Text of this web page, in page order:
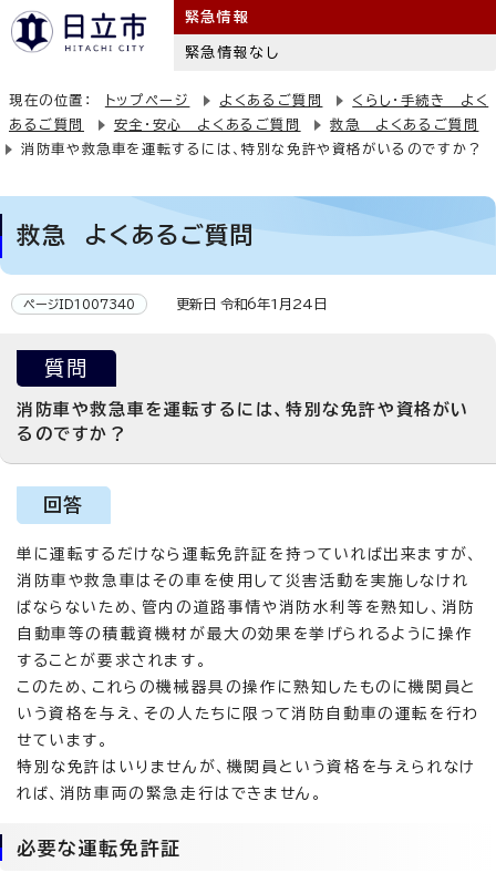
緊急情報
緊急情報なし
現在の位置： トップページ よくあるご質問
くらし・手続き よく
あるご質問
安全・安心 よくあるご質問
救急 よくあるご質問
消防車や救急車を運転するには、特別な免許や資格がいるのですか？
救急 よくあるご質問
ページID1007340 更新日 令和6年1月24日
質問
消防車や救急車を運転するには、特別な免許や資格がい
るのですか？
回答
単に運転するだけなら運転免許証を持っていれば出来ますが、
消防車や救急車はその車を使用して災害活動を実施しなけれ
ばならないため、管内の道路事情や消防水利等を熟知し、消防
自動車等の積載資機材が最大の効果を挙げられるように操作
することが要求されます。
このため、これらの機械器具の操作に熟知したものに機関員と
いう資格を与え、その人たちに限って消防自動車の運転を行わ
せています。
特別な免許はいりませんが、機関員という資格を与えられなけ
れば、消防車両の緊急走行はできません。
必要な運転免許証